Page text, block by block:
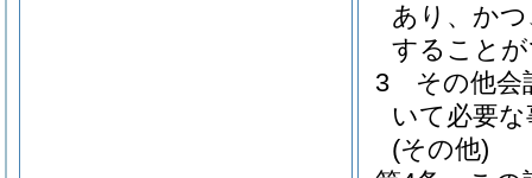
あり、か
すること
3
その他会
いて必要
(その他)